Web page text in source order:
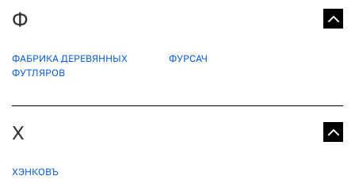
Ф
ФАБРИКА ДЕРЕВЯННЫХ
ФУТЛЯРОВ
ФУРСАЧ
Х
ХЭНКОВЪ